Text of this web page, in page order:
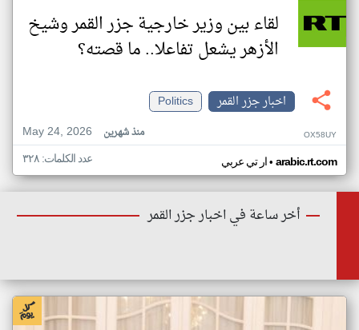
لقاء بين وزير خارجية جزر القمر وشيخ
الأزهر يشعل تفاعلا.. ما قصته؟
اخبار جزر القمر
Politics
May 24, 2026
منذ شهرين OX58UY
ار تي عربي• arabic.rt.com عدد الكلمات: ٣٢٨
أخر ساعة في اخبار جزر القمر